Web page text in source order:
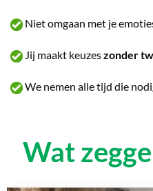
Niet omgaan met je
Jij maakt keuzeszonder
We nemen alle tijd die
Wat